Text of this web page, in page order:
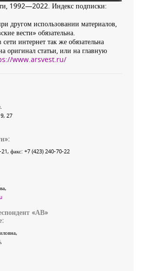
1992—2022. Индекс подписки:
другом использовании материалов,
вести» обязательна.
интернет так же обязательна
оригинал статьи, или на главную
www.arsvest.ru/
27
»:
, факс: +7 (423) 240-70-22
«АВ»